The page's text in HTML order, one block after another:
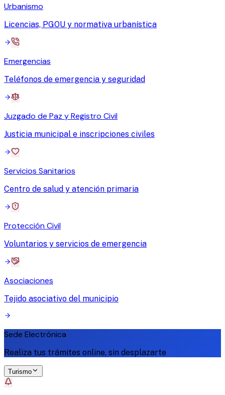
Urbanismo
Licencias, PGOU y normativa urbanística
Emergencias
Teléfonos de emergencia y seguridad
Juzgado de Paz y Registro Civil
Justicia municipal e inscripciones civiles
Servicios Sanitarios
Centro de salud y atención primaria
Protección Civil
Voluntarios y servicios de emergencia
Asociaciones
Tejido asociativo del municipio
Sede Electrónica
Realiza tus trámites online, sin desplazarte
Turismo